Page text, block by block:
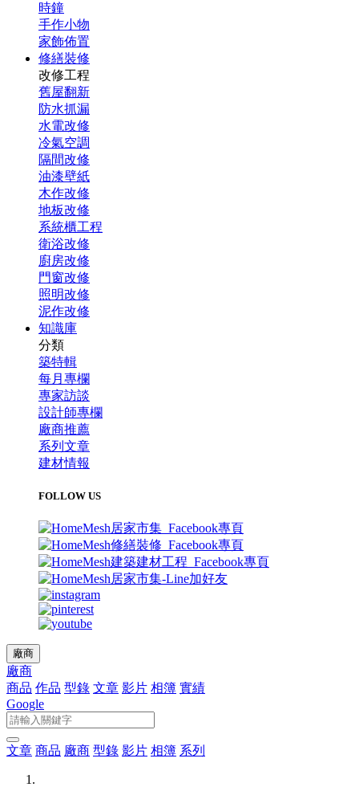
時鐘
手作小物
家飾佈置
修繕裝修
改修工程
舊屋翻新
防水抓漏
水電改修
冷氣空調
隔間改修
油漆壁紙
木作改修
地板改修
系統櫃工程
衛浴改修
廚房改修
門窗改修
照明改修
泥作改修
知識庫
分類
築特輯
每月專欄
專家訪談
設計師專欄
廠商推薦
系列文章
建材情報
FOLLOW US
廠商
廠商
商品 作品 型錄 文章 影片 相簿 實績
Google
文章 商品 廠商 型錄 影片 相簿 系列